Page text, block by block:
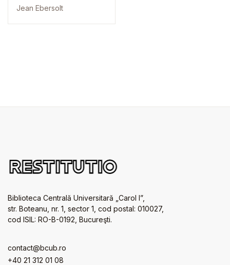
Jean Ebersolt
Biblioteca Centrală Universitară „Carol I”,
str. Boteanu, nr. 1, sector 1, cod postal: 010027,
cod ISIL: RO-B-0192, Bucureşti.
contact@bcub.ro
+40 21 312 01 08